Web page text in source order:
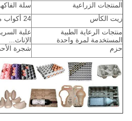
المنتجات الزراعية
سلة
زيت الكأس
24 أكواب من المصلحات
منتجات الرعاية الطبية
المستخدمة لمرة واحدة
علبة
الإناث...
حزم
شجرة